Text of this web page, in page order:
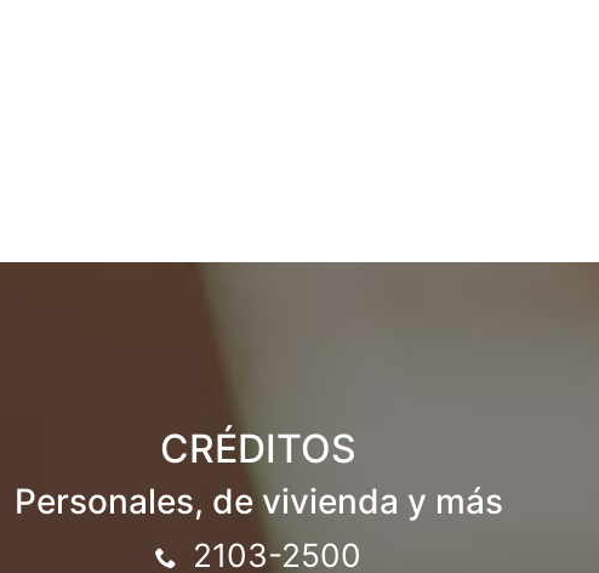
CRÉDITOS
Personales, de vivienda y más
2103-2500